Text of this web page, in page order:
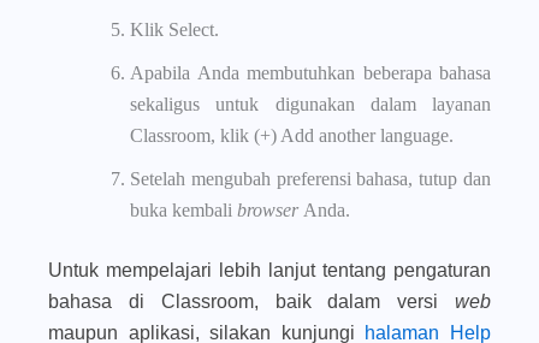
Klik Select.
Apabila Anda membutuhkan beberapa bahasa
sekaligus untuk digunakan dalam layanan
Classroom, klik (+) Add another language.
Setelah mengubah preferensi bahasa, tutup dan
buka kembali browser Anda.
Untuk mempelajari lebih lanjut tentang pengaturan
bahasa di Classroom, baik dalam versi web
maupun aplikasi, silakan kunjungi
halaman Help